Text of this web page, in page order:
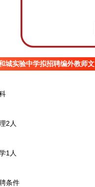
城实验中学拟招聘编外教师文
人
人
件